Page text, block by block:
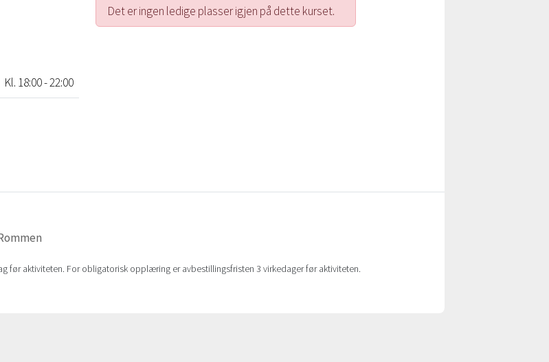
Det er ingen ledige plasser igjen på dette kurset.
Kl. 18:00 - 22:00
før aktiviteten. For obligatorisk opplæring er avbestillingsfristen 3 virkedager før aktiviteten.